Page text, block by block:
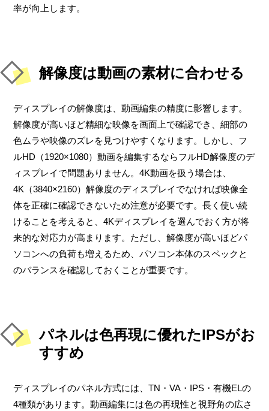
率が向上します。
解像度は動画の素材に合わせる
ディスプレイの解像度は、動画編集の精度に影響します。
解像度が高いほど精細な映像を画面上で確認でき、細部の
色ムラや映像のズレを見つけやすくなります。しかし、フ
ルHD（1920×1080）動画を編集するならフルHD解像度のデ
ィスプレイで問題ありません。4K動画を扱う場合は、
4K（3840×2160）解像度のディスプレイでなければ映像全
体を正確に確認できないため注意が必要です。長く使い続
けることを考えると、4Kディスプレイを選んでおく方が将
来的な対応力が高まります。ただし、解像度が高いほどパ
ソコンへの負荷も増えるため、パソコン本体のスペックと
のバランスを確認しておくことが重要です。
パネルは色再現に優れたIPSがお
すすめ
ディスプレイのパネル方式には、TN・VA・IPS・有機ELの
4種類があります。動画編集には色の再現性と視野角の広さ